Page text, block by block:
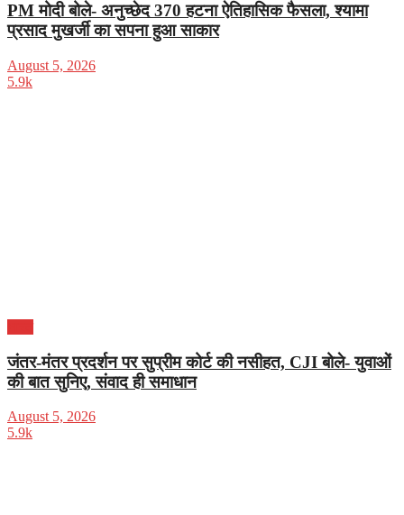
PM मोदी बोले- अनुच्छेद 370 हटना ऐतिहासिक फैसला, श्यामा
प्रसाद मुखर्जी का सपना हुआ साकार
August 5, 2026
5.9k
जंतर-मंतर प्रदर्शन पर सुप्रीम कोर्ट की नसीहत, CJI बोले- युवाओं
की बात सुनिए, संवाद ही समाधान
August 5, 2026
5.9k